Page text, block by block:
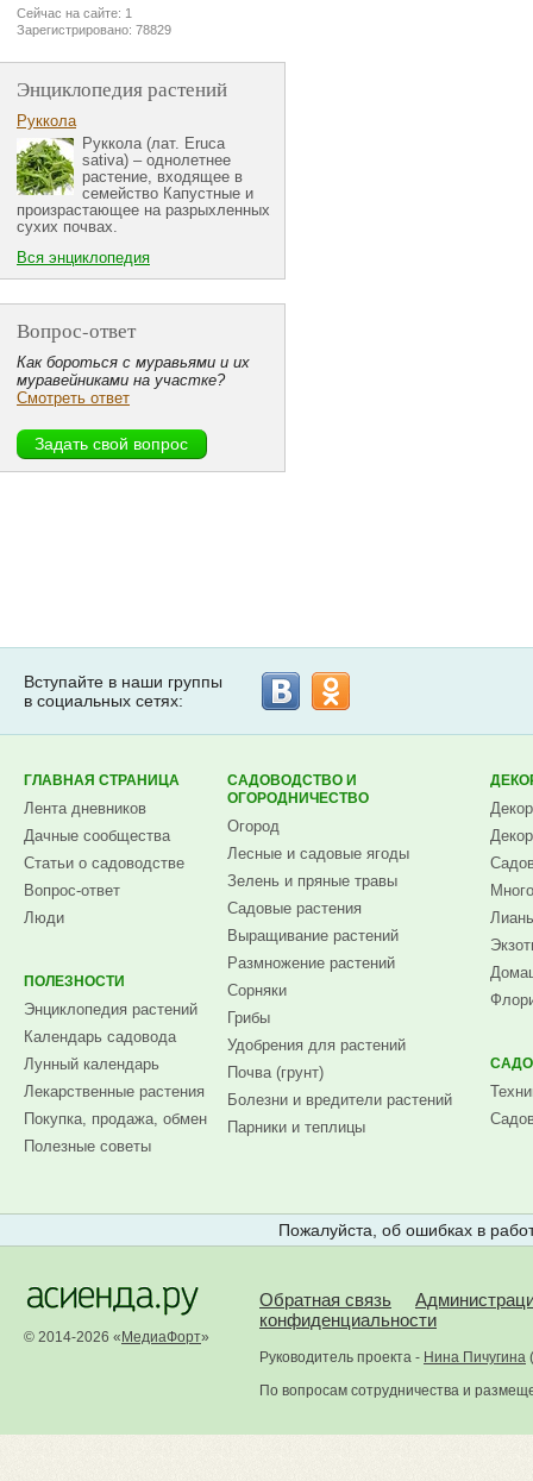
Сейчас на сайте: 1
Зарегистрировано: 78829
Энциклопедия растений
Руккола
Руккола (лат. Eruca
sativa) – однолетнее
растение, входящее в
семейство Капустные и
произрастающее на разрыхленных
сухих почвах.
Вся энциклопедия
Вопрос-ответ
Как бороться с муравьями и их
муравейниками на участке?
Смотреть ответ
Вступайте в наши группы
в социальных сетях:
ГЛАВНАЯ СТРАНИЦА
Лента дневников
Дачные сообщества
Статьи о садоводстве
Вопрос-ответ
Люди
ПОЛЕЗНОСТИ
Энциклопедия растений
Календарь садовода
Лунный календарь
Лекарственные растения
Покупка, продажа, обмен
Полезные советы
САДОВОДСТВО И
ОГОРОДНИЧЕСТВО
Огород
Лесные и садовые ягоды
Зелень и пряные травы
Садовые растения
Выращивание растений
Размножение растений
Сорняки
Грибы
Удобрения для растений
Почва (грунт)
Болезни и вредители растений
Парники и теплицы
Пожалуйста, об ошибках в
© 2014-2026 « МедиаФорт»
Обратная связь
конфиденциальности
Руководитель проекта - Нина Пичугина (
По вопросам сотрудничества и